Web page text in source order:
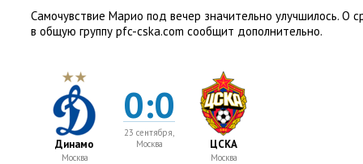
Самочувствие Марио под вечер значительно улучшилось. О
в общую группу pfc-cska.com сообщит дополнительно.
Динамо
Москва
0:0
23 сентября,
Москва
ЦСКА
Москва